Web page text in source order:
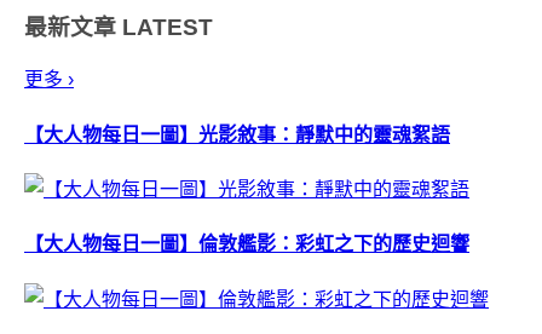
最新文章 LATEST
更多 ›
【大人物每日一圖】光影敘事：靜默中的靈魂絮語
【大人物每日一圖】倫敦艦影：彩虹之下的歷史迴響